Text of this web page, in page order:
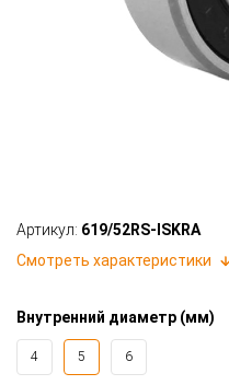
Артикул: 619/52RS-ISKRA
Смотреть характеристики
Внутренний диаметр (мм)
4 5 6